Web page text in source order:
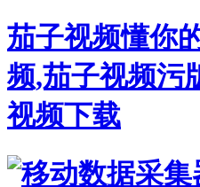
茄子视频懂你
频,茄子视频污
视频下载